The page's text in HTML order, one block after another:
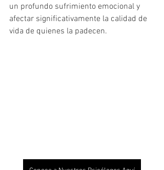
un profundo sufrimiento emocional y
afectar significativamente la calidad de
vida de quienes la padecen.